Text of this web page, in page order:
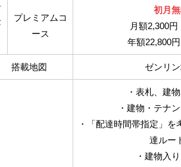
プレミアムコ
ース
初月
月額2,300円
年額22,800円
搭載地図 ゼンリ
・表札、建
・建物・テナ
・「配達時間帯指定」
達ルー
・建物入